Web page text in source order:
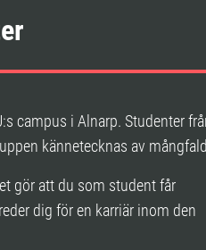
campus i Alnarp. Studenter
kännetecknas av
gör att du som student får
dig för en karriär inom den